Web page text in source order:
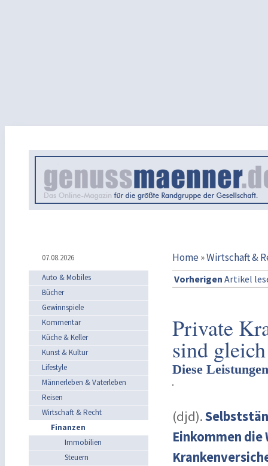
07.08.2026 Home»Wirtschaft &
Auto & Mobiles
Bücher
Gewinnspiele
Kommentar
Küche & Keller
Kunst & Kultur
Lifestyle
Männerleben & Vaterleben
Reisen
Wirtschaft & Recht
Finanzen
Immobilien
Steuern
Vorherigen Artikel
Private
sind gleich
Diese
(djd).
Einkommen